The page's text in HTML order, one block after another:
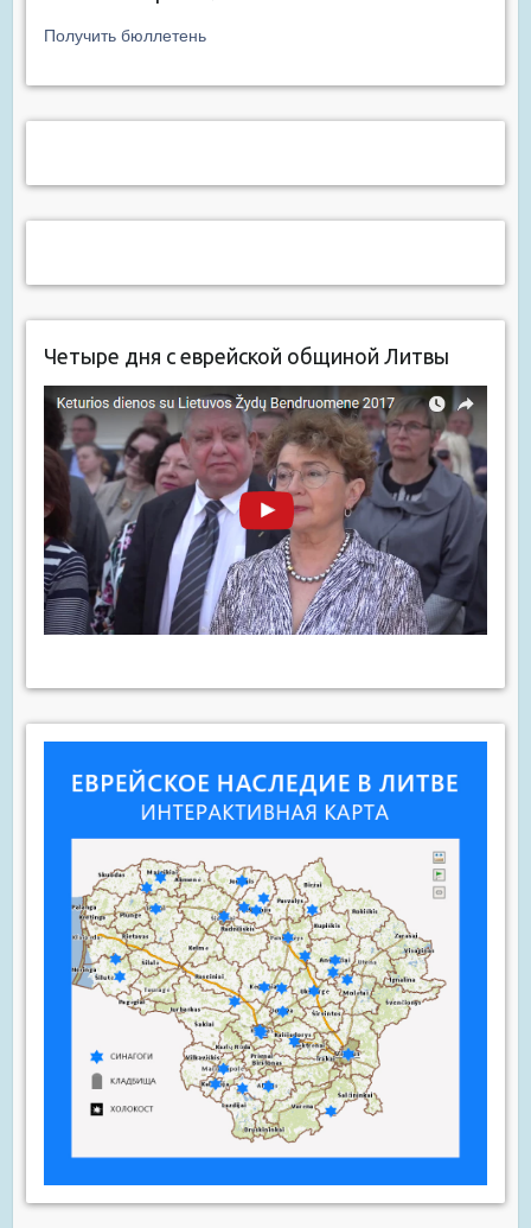
Получить бюллетень
Четыре дня с еврейской общиной Литвы